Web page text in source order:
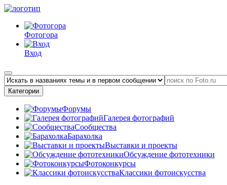
Фотогора
Вход
Категории
Форумы
Галерея фотографий
Сообщества
Барахолка
Выставки и проекты
Обсуждение фототехники
Фотоконкурсы
Классики фотоискусства